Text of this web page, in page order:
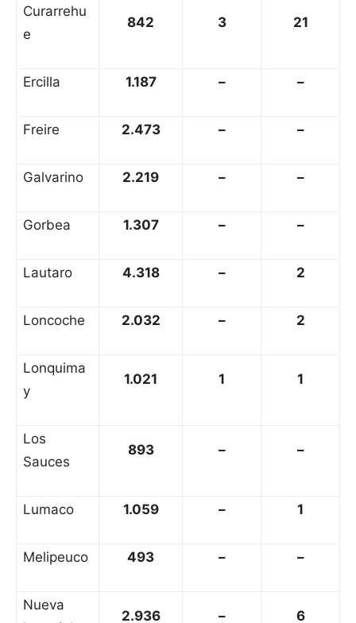
Curarrehu
e
842 3 21
Ercilla 1.187 – –
Freire 2.473 – –
Galvarino 2.219 – –
Gorbea 1.307 – –
Lautaro 4.318 – 2
Loncoche 2.032 – 2
Lonquima
y
1.021 1 1
Los
Sauces
893 – –
Lumaco 1.059 – 1
Melipeuco 493 – –
Nueva
2.936 – 6